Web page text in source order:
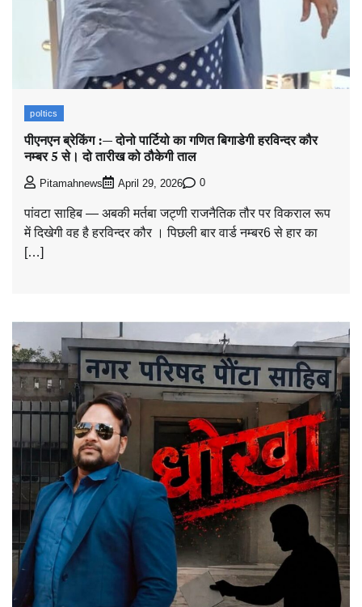
poltics
पीएनएन ब्रेकिंग :— दोनो पार्टियो का गणित बिगाडेगी हरविन्दर कौर
नम्बर 5 से। दो तारीख को ठौकेगी ताल
Pitamahnews April 29, 2026 0
पांवटा साहिब — अबकी मर्तबा जट्णी राजनैतिक तौर पर विकराल रूप
में दिखेगी वह है हरविन्दर कौर । पिछली बार वार्ड नम्बर6 से हार का
[…]